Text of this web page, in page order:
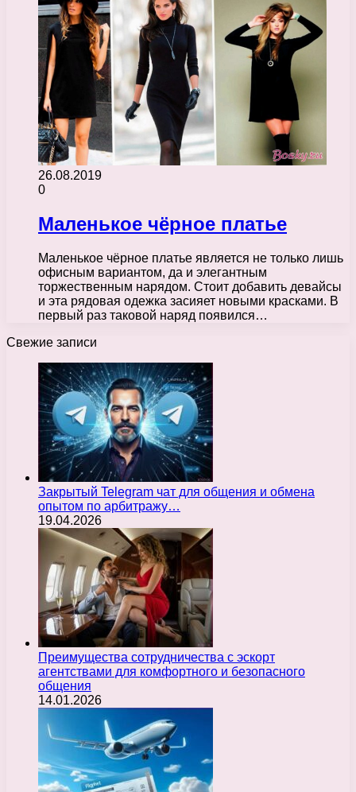
26.08.2019
0
Маленькое чёрное платье
Маленькое чёрное платье является не только лишь
офисным вариантом, да и элегантным
торжественным нарядом. Стоит добавить девайсы
и эта рядовая одежка засияет новыми красками. В
первый раз таковой наряд появился…
Свежие записи
Закрытый Telegram чат для общения и обмена
опытом по арбитражу…
19.04.2026
Преимущества сотрудничества с эскорт
агентствами для комфортного и безопасного
общения
14.01.2026